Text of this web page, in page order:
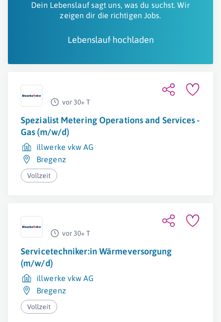
Dein Lebenslauf sagt uns, was du suchst. Wir
zeigen dir die richtigen Jobs.
Lebenslauf hochladen
vor 30+ T
Spezialist Metering Operations and Services -
Gas (m/w/d)
illwerke vkw AG
Bregenz
Vollzeit
vor 30+ T
Servicetechniker:in Wärmeversorgung
(m/w/d)
illwerke vkw AG
Bregenz
Vollzeit